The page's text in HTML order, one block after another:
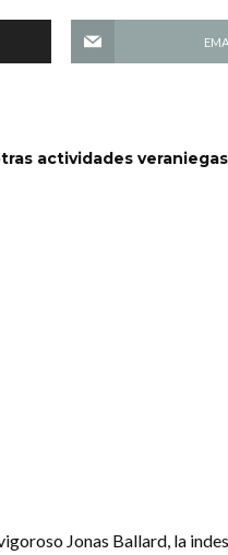
actividades
Jonas Ballard, la